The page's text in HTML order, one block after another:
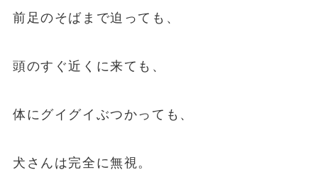
前足のそばまで迫っても、
頭のすぐ近くに来ても、
体にグイグイぶつかっても、
犬さんは完全に無視。